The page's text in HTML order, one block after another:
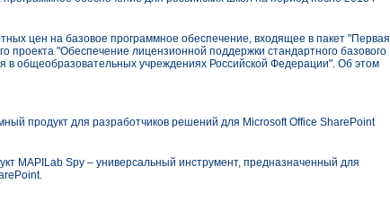
цен на базовое программное обеспечение, входящее в пакет "Первая
проекта "Обеспечение лицензионной поддержки стандартного базового
общеобразовательных учреждениях Российской Федерации". Об этом
продукт для разработчиков решений для Microsoft Office SharePoint
MAPILab Spy – универсальный инструмент, предназначенный для